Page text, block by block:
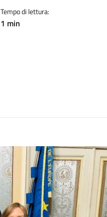
Tempo di lettura:
1 min